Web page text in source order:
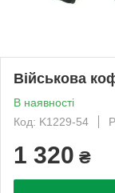
Військова
В наявності
Код: K1229-54
1 320 ₴